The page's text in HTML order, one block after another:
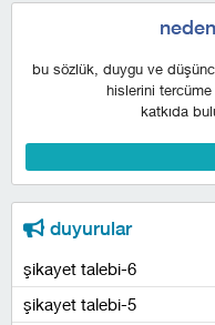
bu sözlük, duygu ve
hislerini tercüme
katkıda
duyurular
şikayet talebi-6
şikayet talebi-5